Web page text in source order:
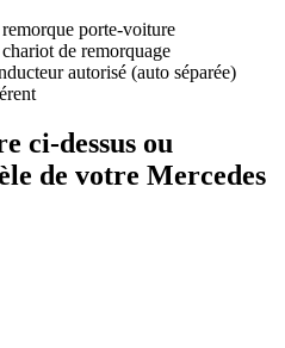
porte-voiture
de remorquage
autorisé (auto séparée)
ci-dessus ou
de votre Mercedes